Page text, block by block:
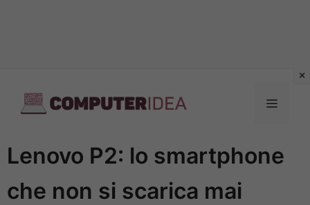
contenuto
Menu
Lenovo P2: lo smartphone
che non si scarica mai